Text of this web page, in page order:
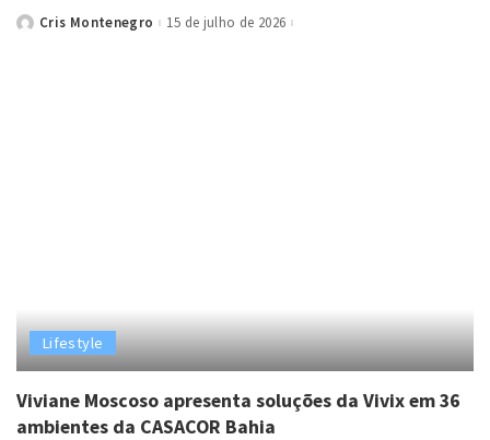
PostedCris Montenegro 15 de julho de 2026
Lifestyle
Viviane Moscoso apresenta soluções da Vivix em 36
ambientes da CASACOR Bahia